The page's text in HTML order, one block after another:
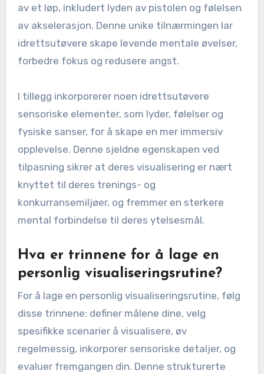
av et løp, inkludert lyden av pistolen og følelsen
av akselerasjon. Denne unike tilnærmingen lar
idrettsutøvere skape levende mentale øvelser,
forbedre fokus og redusere angst.
I tillegg inkorporerer noen idrettsutøvere
sensoriske elementer, som lyder, følelser og
fysiske sanser, for å skape en mer immersiv
opplevelse. Denne sjeldne egenskapen ved
tilpasning sikrer at deres visualisering er nært
knyttet til deres trenings- og
konkurransemiljøer, og fremmer en sterkere
mental forbindelse til deres ytelsesmål.
Hva er trinnene for å lage en
personlig visualiseringsrutine?
For å lage en personlig visualiseringsrutine, følg
disse trinnene: definer målene dine, velg
spesifikke scenarier å visualisere, øv
regelmessig, inkorporer sensoriske detaljer, og
evaluer fremgangen din. Denne strukturerte